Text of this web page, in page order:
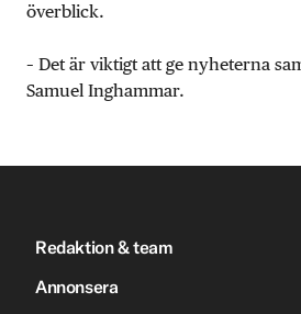
överblick.
– Det är viktigt att ge nyheterna
Samuel Inghammar.
Redaktion & team
Annonsera